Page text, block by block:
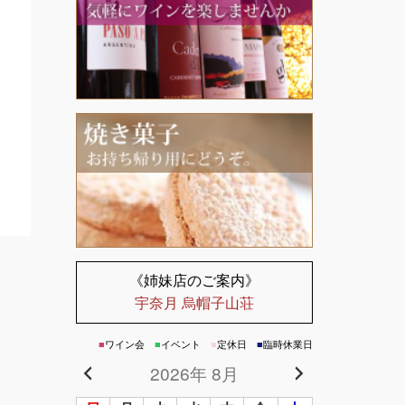
《姉妹店のご案内》
宇奈月 烏帽子山荘
■ワイン会 ■イベント ■定休日 ■臨時休業日
2026年 8月